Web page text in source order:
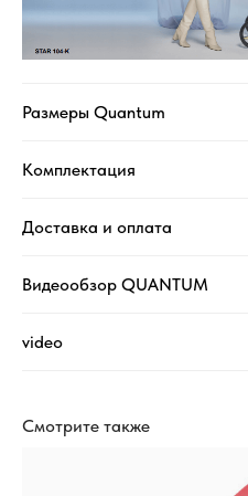
Размеры Quantum
Комплектация
Доставка и оплата
Видеообзор QUANTUM
video
Смотрите также